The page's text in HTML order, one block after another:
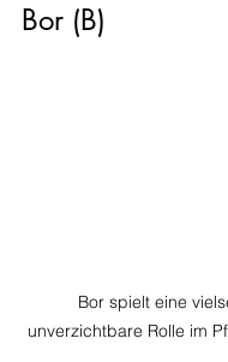
Bor (B)
Bor spielt eine
unverzichtbare Rolle im